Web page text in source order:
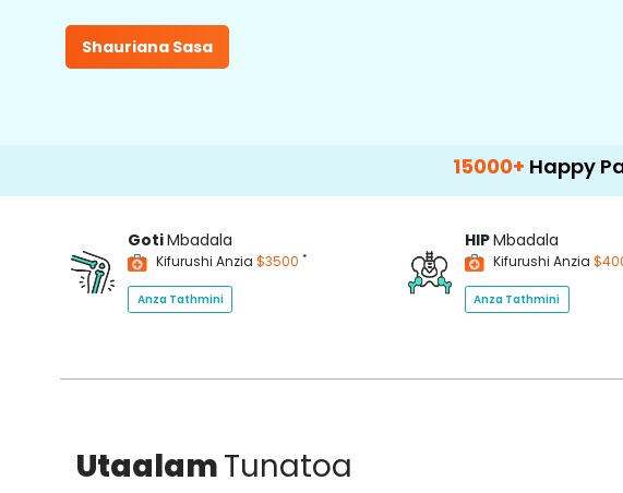
Shauriana Sasa
Happy Patients
GotiMbadala
Kifurushi Anzia $3500 *
Anza Tathmini
HIPMbadala
Kifurushi Anzia
Anza Tathmini
UtaalamTunatoa